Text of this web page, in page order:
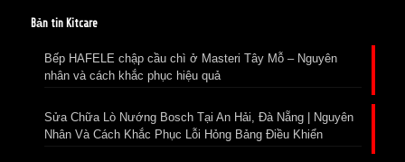
Bản tin Kitcare
Bếp HAFELE chập cầu chì ở Masteri Tây Mỗ – Nguyên
nhân và cách khắc phục hiệu quả
Sửa Chữa Lò Nướng Bosch Tại An Hải, Đà Nẵng | Nguyên
Nhân Và Cách Khắc Phục Lỗi Hỏng Bảng Điều Khiển